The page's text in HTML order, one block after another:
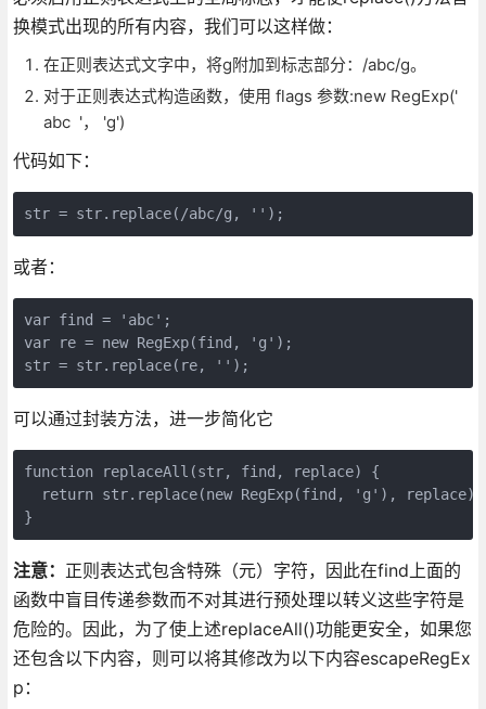
换模式出现的所有内容，我们可以这样做：
在正则表达式文字中，将g附加到标志部分：/abc/g。
对于正则表达式构造函数，使用 flags 参数:new RegExp('
abc '， 'g')
代码如下：
str = str.replace(/abc/g, '');
或者：
var find = 'abc';
var re = new RegExp(find, 'g');
str = str.replace(re, '');
可以通过封装方法，进一步简化它
function replaceAll(str, find, replace) {
  return str.replace(new RegExp(find, 'g'), replace);
}
注意： 正则表达式包含特殊（元）字符，因此在find上面的
函数中盲目传递参数而不对其进行预处理以转义这些字符是
危险的。因此，为了使上述replaceAll()功能更安全，如果您
还包含以下内容，则可以将其修改为以下内容escapeRegEx
p：